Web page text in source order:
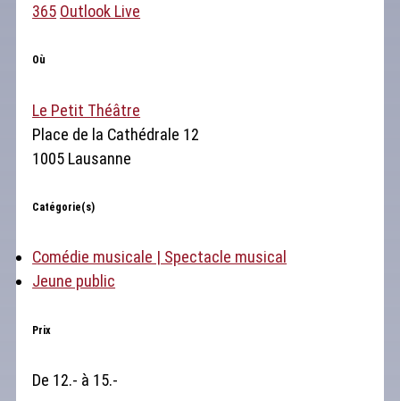
365 Outlook Live
Où
Le Petit Théâtre
Place de la Cathédrale 12
1005 Lausanne
Catégorie(s)
Comédie musicale | Spectacle musical
Jeune public
Prix
De 12.- à 15.-